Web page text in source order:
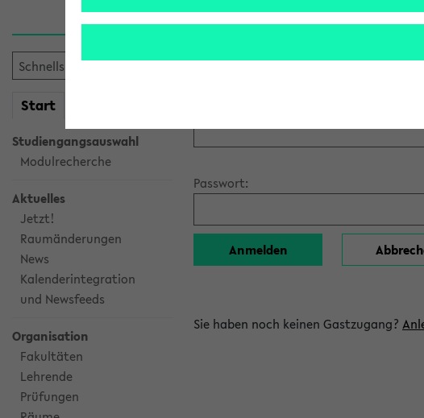
Start
Studiengangsauswahl
Modulrecherche
Aktuelles
Jetzt!
Raumänderungen
News
Kalenderintegration
und Newsfeeds
Organisation
Fakultäten
Lehrende
Prüfungen
Anmeldung über
Bitte melden Sie sich am eKVV mit
Passwort:
Sie haben noch keinen Gastzugang?